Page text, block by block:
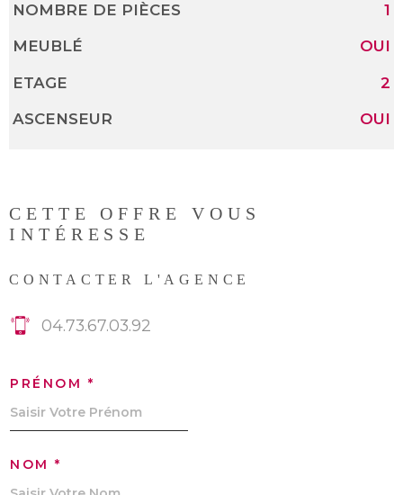
NOMBRE DE PIÈCES 1
MEUBLÉ OUI
ETAGE 2
ASCENSEUR OUI
CETTE OFFRE
VOUS
INTÉRESSE
CONTACTER L'AGENCE
04.73.67.03.92
PRÉNOM *
NOM *